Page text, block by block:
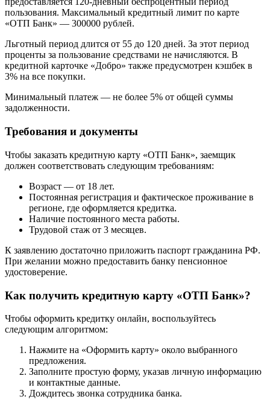
пользования. Максимальный кредитный лимит по карте
«ОТП Банк» — 300000 рублей.
Льготный период длится от 55 до 120 дней. За этот период
проценты за пользование средствами не начисляются. В
кредитной карточке «Добро» также предусмотрен кэшбек в
3% на все покупки.
Минимальный платеж — не более 5% от общей суммы
задолженности.
Требования и документы
Чтобы заказать кредитную карту «ОТП Банк», заемщик
должен соответствовать следующим требованиям:
Возраст — от 18 лет.
Постоянная регистрация и фактическое проживание в
регионе, где оформляется кредитка.
Наличие постоянного места работы.
Трудовой стаж от 3 месяцев.
К заявлению достаточно приложить паспорт гражданина РФ.
При желании можно предоставить банку пенсионное
удостоверение.
Как получить кредитную карту «ОТП Банк»?
Чтобы оформить кредитку онлайн, воспользуйтесь
следующим алгоритмом:
Нажмите на «Оформить карту» около выбранного
предложения.
Заполните простую форму, указав личную информацию
и контактные данные.
Дождитесь звонка сотрудника банка.